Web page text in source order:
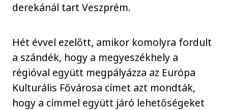
derekánál tart Veszprém.
Hét évvel ezelőtt, amikor komolyra fordult
a szándék, hogy a megyeszékhely a
régióval együtt megpályázza az Európa
Kulturális Fővárosa címet azt mondták,
hogy a címmel együtt járó lehetőségeket